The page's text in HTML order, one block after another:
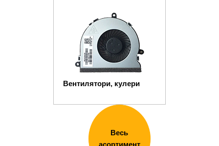
Вентилятори, кулери
Весь
асортимент